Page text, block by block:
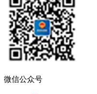
微信公众号